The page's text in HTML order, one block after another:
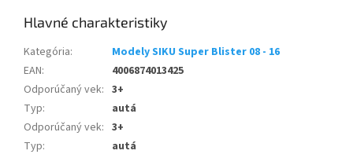
Kategória:
Modely SIKU Super Blister 08 - 16
EAN:
4006874013425
Odporúčaný vek: 3+
Typ:
autá
Odporúčaný vek: 3+
Typ: autá